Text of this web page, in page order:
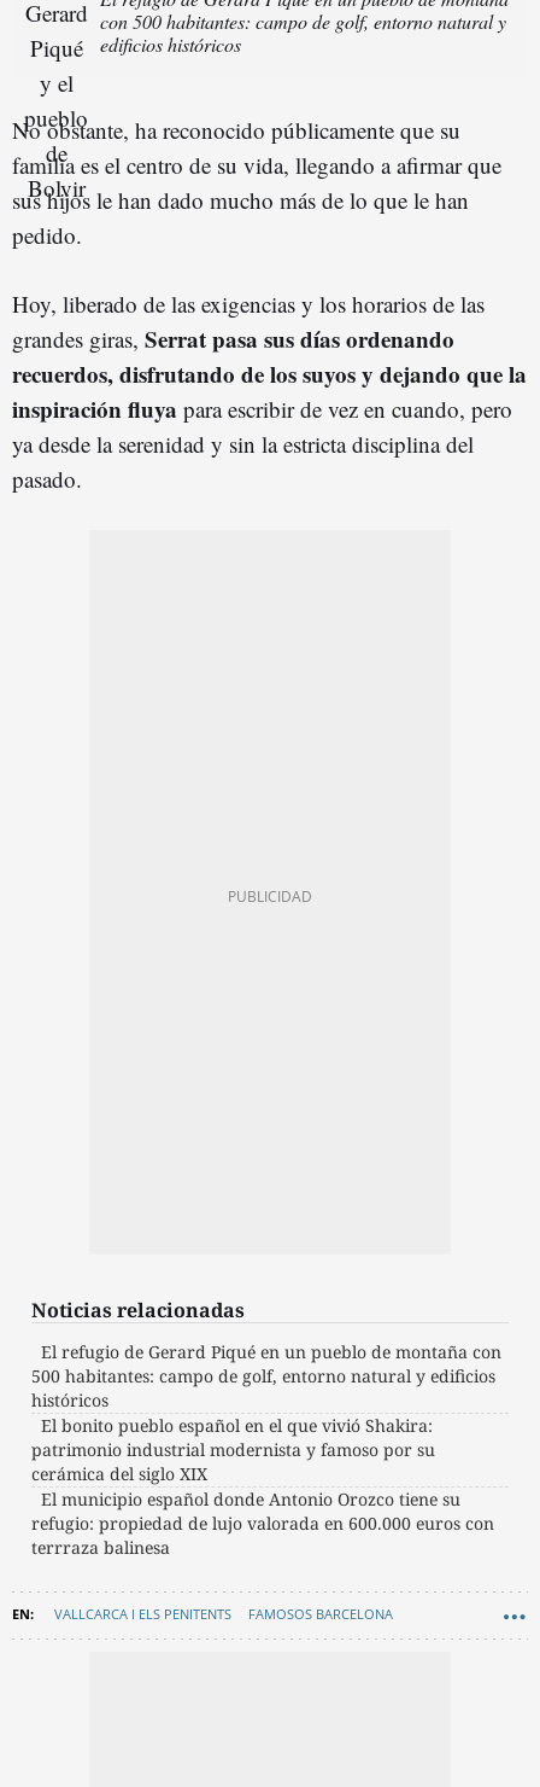
con 500 habitantes: campo de golf, entorno natural y
edificios históricos
No obstante, ha reconocido públicamente que su
familia es el centro de su vida, llegando a afirmar que
sus hijos le han dado mucho más de lo que le han
pedido.
Hoy, liberado de las exigencias y los horarios de las
grandes giras, Serrat pasa sus días ordenando
recuerdos, disfrutando de los suyos y dejando que la
inspiración fluya para escribir de vez en cuando, pero
ya desde la serenidad y sin la estricta disciplina del
pasado.
Noticias relacionadas
El refugio de Gerard Piqué en un pueblo de montaña con
500 habitantes: campo de golf, entorno natural y edificios
históricos
El bonito pueblo español en el que vivió Shakira:
patrimonio industrial modernista y famoso por su
cerámica del siglo XIX
El municipio español donde Antonio Orozco tiene su
refugio: propiedad de lujo valorada en 600.000 euros con
terrraza balinesa
VALLCARCA I ELS PENITENTS FAMOSOS BARCELONA